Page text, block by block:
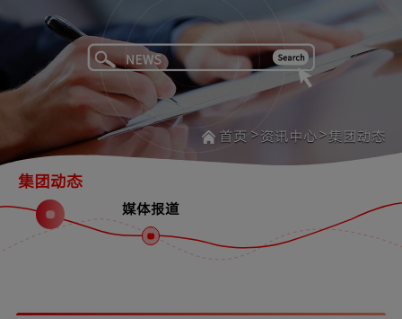
首页 >资讯中心>集团动态
集团动态
媒体报道